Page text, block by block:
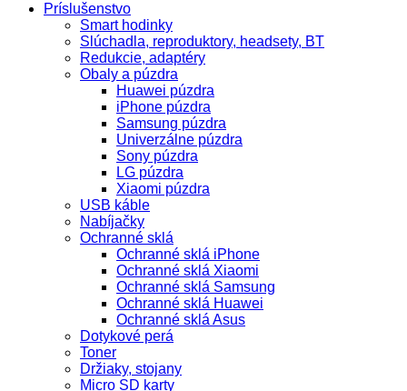
Príslušenstvo
Smart hodinky
Slúchadla, reproduktory, headsety, BT
Redukcie, adaptéry
Obaly a púzdra
Huawei púzdra
iPhone púzdra
Samsung púzdra
Univerzálne púzdra
Sony púzdra
LG púzdra
Xiaomi púzdra
USB káble
Nabíjačky
Ochranné sklá
Ochranné sklá iPhone
Ochranné sklá Xiaomi
Ochranné sklá Samsung
Ochranné sklá Huawei
Ochranné sklá Asus
Dotykové perá
Toner
Držiaky, stojany
Micro SD karty